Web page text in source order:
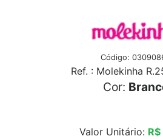
Código:
Ref. : Molekinha
Cor:
Valor Unitário: